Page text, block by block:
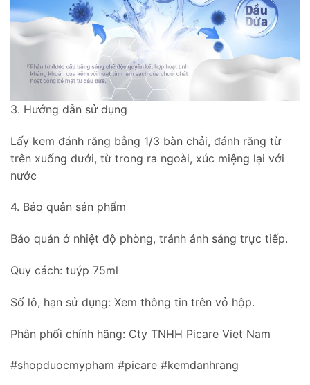
3. Hướng dẫn sử dụng
Lấy kem đánh răng bằng 1/3 bàn chải, đánh răng từ
trên xuống dưới, từ trong ra ngoài, xúc miệng lại với
nước
4. Bảo quản sản phẩm
Bảo quản ở nhiệt độ phòng, tránh ánh sáng trực tiếp.
Quy cách: tuýp 75ml
Số lô, hạn sử dụng: Xem thông tin trên vỏ hộp.
Phân phối chính hãng: Cty TNHH Picare Viet Nam
#shopduocmypham #picare #kemdanhrang